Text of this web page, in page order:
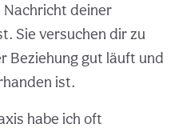
Nachricht deiner
Sie versuchen dir zu
Beziehung gut läuft und
ist.
habe ich oft